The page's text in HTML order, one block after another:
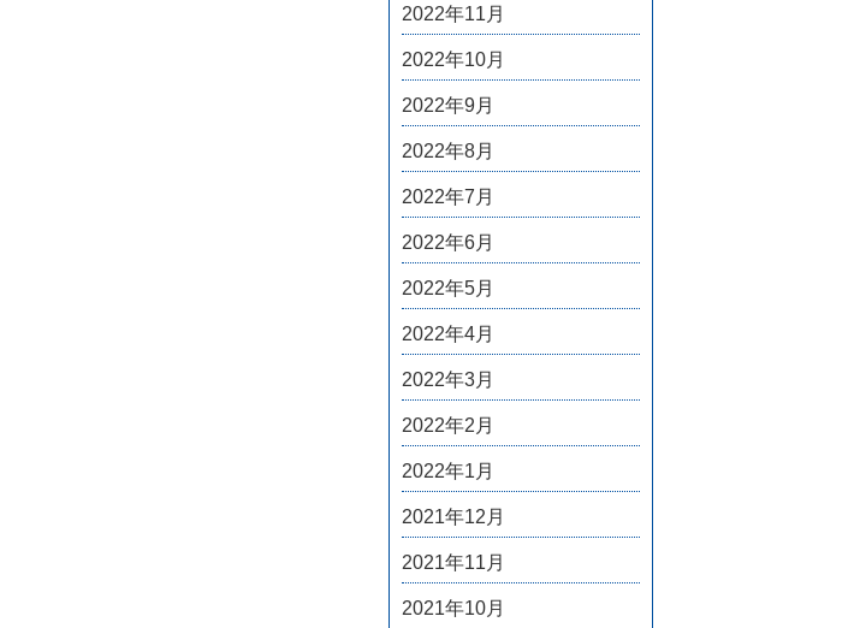
2022年11月
2022年10月
2022年9月
2022年8月
2022年7月
2022年6月
2022年5月
2022年4月
2022年3月
2022年2月
2022年1月
2021年12月
2021年11月
2021年10月